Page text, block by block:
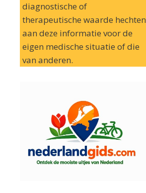
diagnostische of
therapeutische waarde hechten
aan deze informatie voor de
eigen medische situatie of die
van anderen.